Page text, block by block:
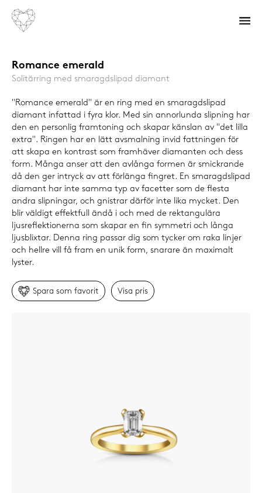
Romance emerald
Solitärring med smaragdslipad diamant
"Romance emerald" är en ring med en smaragdslipad
diamant infattad i fyra klor. Med sin annorlunda slipning har
den en personlig framtoning och skapar känslan av "det lilla
extra". Ringen har en lätt avsmalning invid fattningen för
att skapa en kontrast som framhäver diamanten och dess
form. Många anser att den avlånga formen är smickrande
då den ger intryck av att förlänga fingret. En smaragdslipad
diamant har inte samma typ av facetter som de flesta
andra slipningar, och gnistrar därför inte lika mycket. Den
blir väldigt effektfull ändå i och med de rektangulära
ljusreflektionerna som skapar en fin symmetri och långa
ljusblixtar. Denna ring passar dig som tycker om raka linjer
och hellre vill få fram en unik form, snarare än maximalt
lyster.
Spara som favorit Visa pris